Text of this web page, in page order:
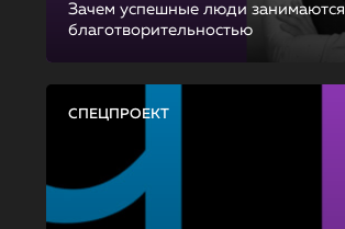
Зачем успешные люди занимаются
благотворительностью
СПЕЦПРОЕКТ